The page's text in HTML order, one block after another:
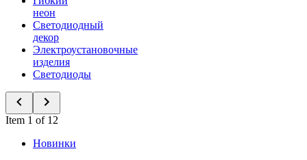
неон
Светодиодный
декор
Электроустановочные
изделия
Светодиоды
Item 1 of 12
Новинки